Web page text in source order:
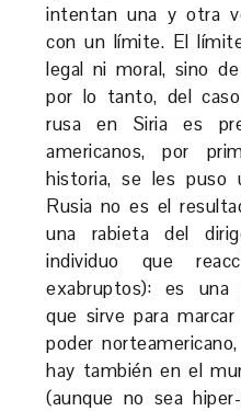
intentan una y otra
con un límite. El
legal ni moral, sino
por lo tanto, del
rusa en Siria es
americanos, por
historia, se les puso
Rusia no es el
una rabieta del
individuo que
exabruptos): es una
que sirve para
poder
hay también en el
(aunque no sea